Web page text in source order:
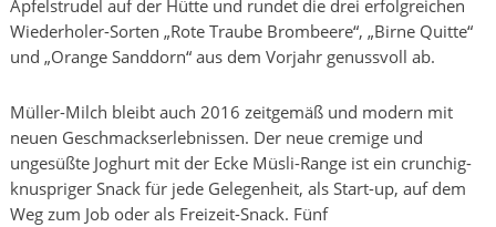
Apfelstrudel auf der Hütte und rundet die drei erfolgreichen
Wiederholer-Sorten „Rote Traube Brombeere“, „Birne Quitte“
und „Orange Sanddorn“ aus dem Vorjahr genussvoll ab.
Müller-Milch bleibt auch 2016 zeitgemäß und modern mit
neuen Geschmackserlebnissen. Der neue cremige und
ungesüßte Joghurt mit der Ecke Müsli-Range ist ein crunchig-
knuspriger Snack für jede Gelegenheit, als Start-up, auf dem
Weg zum Job oder als Freizeit-Snack. Fünf